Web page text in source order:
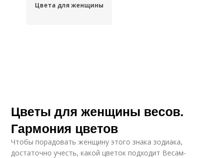
Цвета для женщины
Цветы для женщины весов.
Гармония цветов
Чтобы порадовать женщину этого знака зодиака,
достаточно учесть, какой цветок подходит Весам-